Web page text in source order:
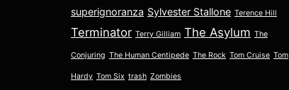
superignoranza Sylvester Stallone Terence Hill
Terminator Terry Gilliam The Asylum The
Conjuring The Human Centipede The Rock Tom Cruise Tom
Hardy Tom Six trash Zombies